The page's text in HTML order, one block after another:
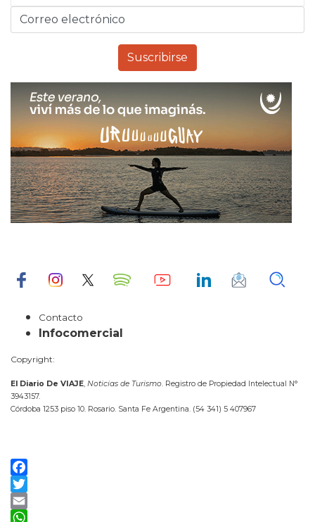
Contacto
Infocomercial
Copyright:
El Diario De VIAJE, Noticias de Turismo. Registro de Propiedad Intelectual N°
3943157.
Córdoba 1253 piso 10. Rosario. Santa Fe Argentina. (54 341) 5 407967
Facebook
Twitter
Email